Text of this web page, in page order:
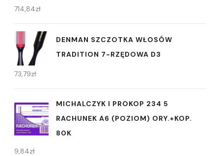
714,84zł
DENMAN SZCZOTKA WŁOSÓW
TRADITION 7-RZĘDOWA D3
73,79zł
MICHALCZYK I PROKOP 234 5
RACHUNEK A6 (POZIOM) ORY.+KOP.
80K
9,84zł